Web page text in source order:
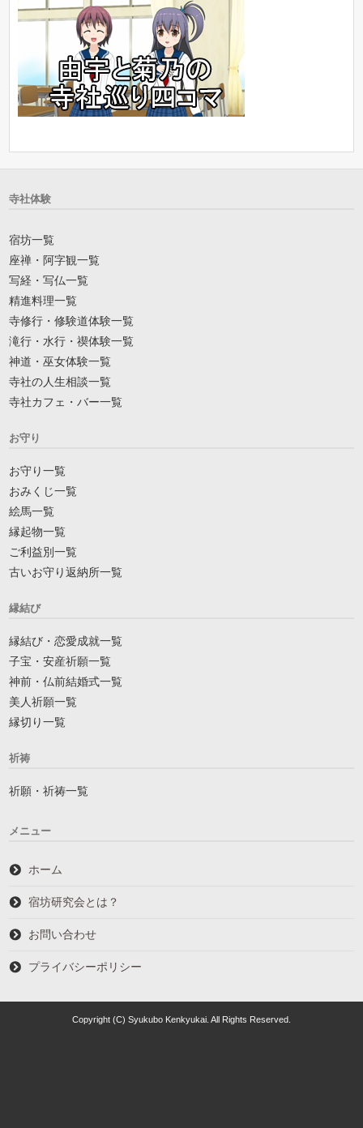
寺社体験
宿坊一覧
座禅・阿字観一覧
写経・写仏一覧
精進料理一覧
寺修行・修験道体験一覧
滝行・水行・禊体験一覧
神道・巫女体験一覧
寺社の人生相談一覧
寺社カフェ・バー一覧
お守り
お守り一覧
おみくじ一覧
絵馬一覧
縁起物一覧
ご利益別一覧
古いお守り返納所一覧
縁結び
縁結び・恋愛成就一覧
子宝・安産祈願一覧
神前・仏前結婚式一覧
美人祈願一覧
縁切り一覧
祈祷
祈願・祈祷一覧
メニュー
ホーム
宿坊研究会とは？
お問い合わせ
プライバシーポリシー
Copyright (C) Syukubo Kenkyukai. All Rights Reserved.